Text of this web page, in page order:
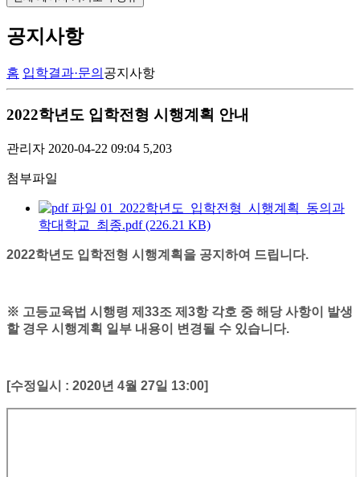
공지사항
홈 입학결과·문의 공지사항
2022학년도 입학전형 시행계획 안내
관리자 2020-04-22 09:04 5,203
첨부파일
01_2022학년도_입학전형_시행계획_동의과
학대학교_최종.pdf (226.21 KB)
2022학년도 입학전형 시행계획을 공지하여 드립니다.
※ 고등교육법 시행령 제33조 제3항 각호 중 해당 사항이 발생
할 경우 시행계획 일부 내용이 변경될 수 있습니다.
[수정일시 : 2020년 4월 27일 13:00]